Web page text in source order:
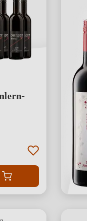
von 5 von 5 Sternen